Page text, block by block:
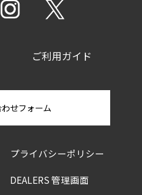
ご利用ガイド
プライバシーポリシー
DEALERS 管理画面
せフォーム